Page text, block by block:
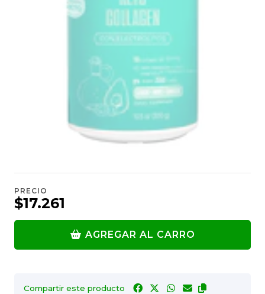
PRECIO
$17.261
AGREGAR AL CARRO
Compartir este producto